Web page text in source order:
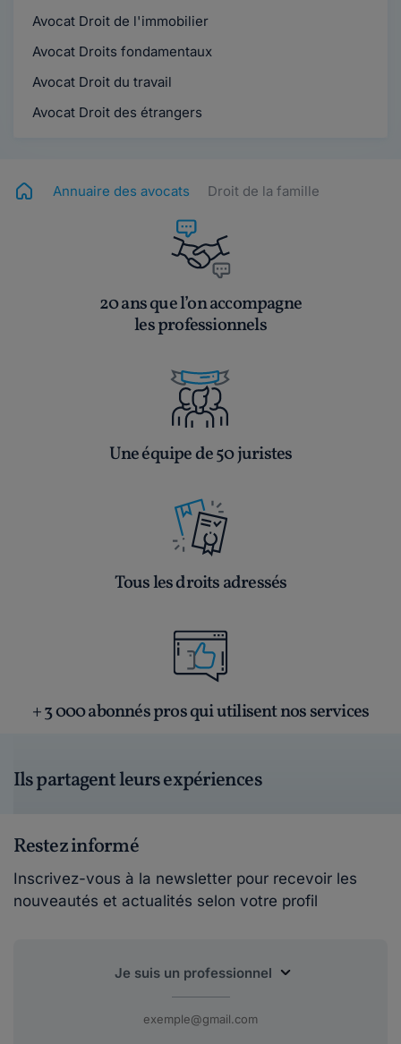
Avocat Droit de l'immobilier
Avocat Droits fondamentaux
Avocat Droit du travail
Avocat Droit des étrangers
Annuaire des avocats Droit de la famille
20 ans que l’on accompagne
les professionnels
Une équipe de 50 juristes
Tous les droits adressés
+ 3 000 abonnés pros qui utilisent nos services
Ils partagent leurs expériences
Restez informé
Inscrivez-vous à la newsletter pour recevoir les
nouveautés et actualités selon votre profil